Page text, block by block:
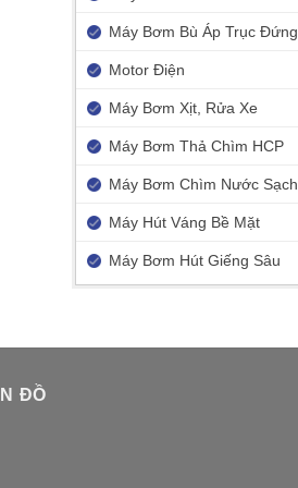
Máy Bơm Bù Áp Trục Đứng
Motor Điện
Máy Bơm Xịt, Rửa Xe
Máy Bơm Thả Chìm HCP
Máy Bơm Chìm Nước Sạch
Máy Hút Váng Bề Mặt
Máy Bơm Hút Giếng Sâu
ĐỒ